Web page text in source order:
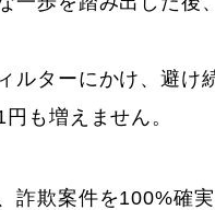
ルターにかけ、避け
も増えません。
詐欺案件を100%確